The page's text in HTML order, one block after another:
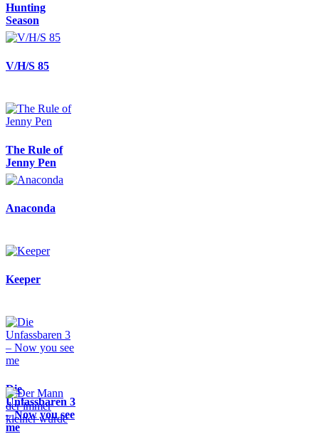
Hunting
Season
V/H/S 85
The Rule of
Jenny Pen
Anaconda
Keeper
Die
Unfassbaren 3
– Now you see
me